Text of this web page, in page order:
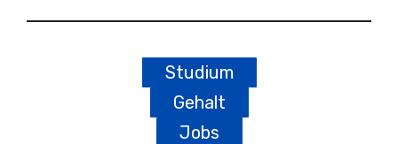
Studium
Gehalt
Jobs